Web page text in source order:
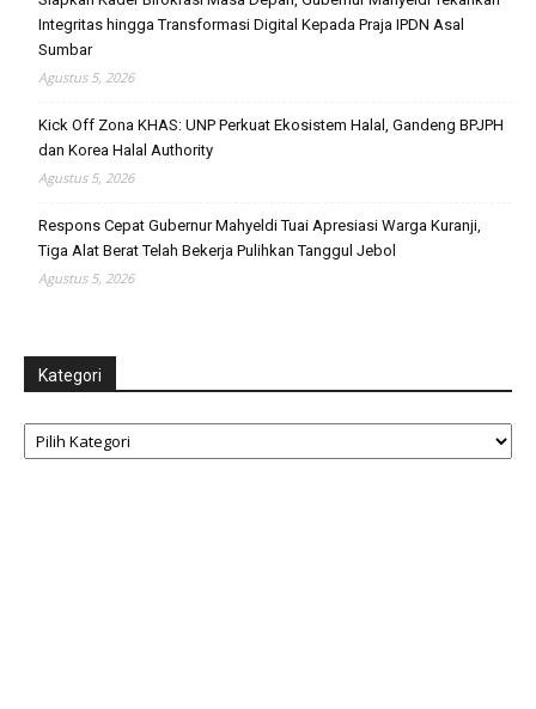
Integritas hingga Transformasi Digital Kepada Praja IPDN Asal
Sumbar
Agustus 5, 2026
Kick Off Zona KHAS: UNP Perkuat Ekosistem Halal, Gandeng BPJPH
dan Korea Halal Authority
Agustus 5, 2026
Respons Cepat Gubernur Mahyeldi Tuai Apresiasi Warga Kuranji,
Tiga Alat Berat Telah Bekerja Pulihkan Tanggul Jebol
Agustus 5, 2026
Kategori
Kategori